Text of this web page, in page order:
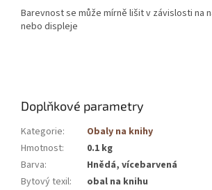
Barevnost se může mírně lišit v závislosti na
nebo displeje
Doplňkové parametry
Kategorie:
Obaly na knihy
Hmotnost:
0.1 kg
Barva:
Hnědá, vícebarvená
Bytový texil:
obal na knihu